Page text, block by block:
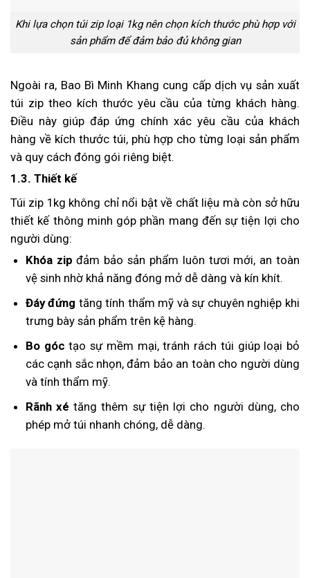
Khi lựa chọn túi zip loại 1kg nên chọn kích thước phù hợp với
sản phẩm để đảm bảo đủ không gian
Ngoài ra, Bao Bì Minh Khang cung cấp dịch vụ sản xuất
túi zip theo kích thước yêu cầu của từng khách hàng.
Điều này giúp đáp ứng chính xác yêu cầu của khách
hàng về kích thước túi, phù hợp cho từng loại sản phẩm
và quy cách đóng gói riêng biệt.
1.3. Thiết kế
Túi zip 1kg không chỉ nổi bật về chất liệu mà còn sở hữu
thiết kế thông minh góp phần mang đến sự tiện lợi cho
người dùng:
Khóa zip đảm bảo sản phẩm luôn tươi mới, an toàn
vệ sinh nhờ khả năng đóng mở dễ dàng và kín khít.
Đáy đứng tăng tính thẩm mỹ và sự chuyên nghiệp khi
trưng bày sản phẩm trên kệ hàng.
Bo góc tạo sự mềm mại, tránh rách túi giúp loại bỏ
các cạnh sắc nhọn, đảm bảo an toàn cho người dùng
và tính thẩm mỹ.
Rãnh xé tăng thêm sự tiện lợi cho người dùng, cho
phép mở túi nhanh chóng, dễ dàng.